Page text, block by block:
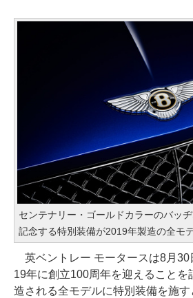
センテナリー・ゴールドカラーのバッ
記念する特別装備が2019年製造の全モ
英ベントレー モータースは8月30
19年に創立100周年を迎えることを
造される全モデルに特別装備を施す